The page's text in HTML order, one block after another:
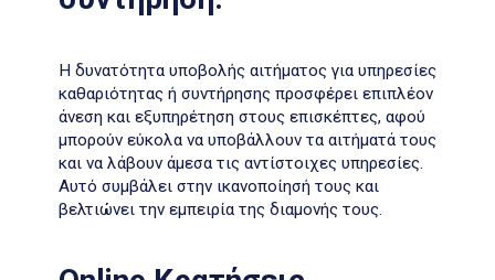
Η δυνατότητα υποβολής αιτήματος για υπηρεσίες
καθαριότητας ή συντήρησης προσφέρει επιπλέον
άνεση και εξυπηρέτηση στους επισκέπτες, αφού
μπορούν εύκολα να υποβάλλουν τα αιτήματά τους
και να λάβουν άμεσα τις αντίστοιχες υπηρεσίες.
Αυτό συμβάλει στην ικανοποίησή τους και
βελτιώνει την εμπειρία της διαμονής τους.